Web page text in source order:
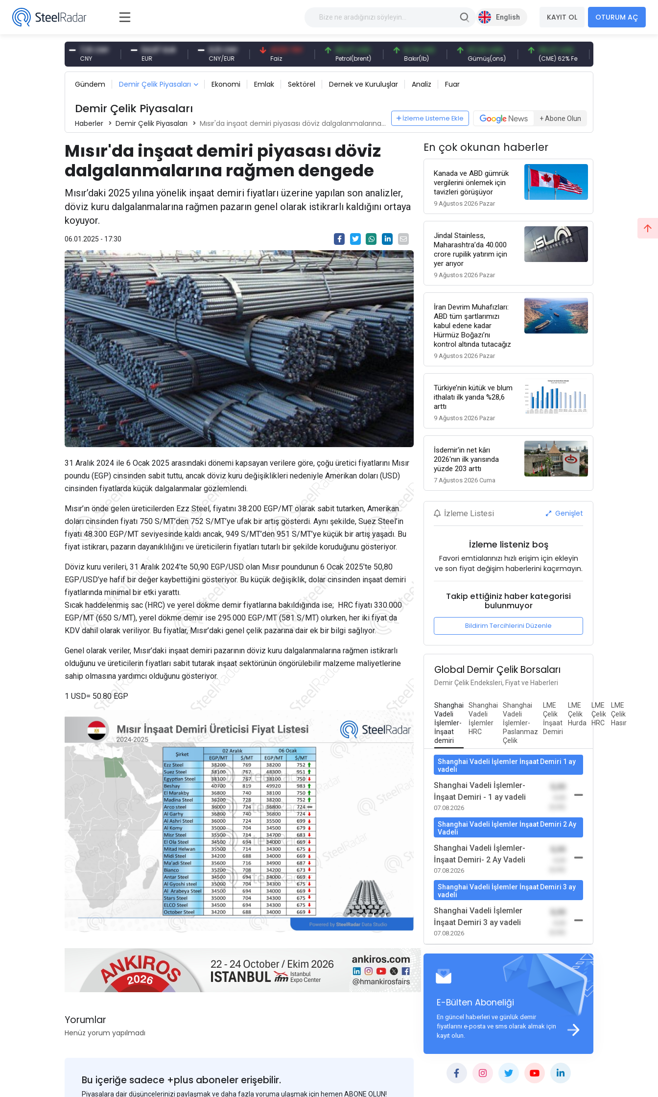
English KAYIT OL OTURUM AÇ
7,10 CNY 54,87 EUR
EUR
0,13 CNY
CNY/EUR
41,53 TRY
Faiz
83,27 USD
Petrol(brent)
6,74 USD
Bakır(lb)
97,32 USD
Gümüş(ons)
96,27 USD
(CME) 62% Fe
377,25 USD
Gemi Söküm
Gündem Demir Çelik Piyasaları Ekonomi Emlak Sektörel Dernek ve Kuruluşlar Analiz Fuar
Demir Çelik Piyasaları
Haberler Demir Çelik Piyasaları Mısır'da inşaat demiri piyasası döviz dalgalanmalarına rağmen dengede
İzleme Listeme Ekle + Abone Olun
Mısır'da inşaat demiri piyasası döviz
dalgalanmalarına rağmen dengede
Mısır’daki 2025 yılına yönelik inşaat demiri fiyatları üzerine yapılan son analizler,
döviz kuru dalgalanmalarına rağmen pazarın genel olarak istikrarlı kaldığını ortaya
koyuyor.
06.01.2025 - 17:30
31 Aralık 2024 ile 6 Ocak 2025 arasındaki dönemi kapsayan verilere göre, çoğu üretici fiyatlarını Mısır
poundu (EGP) cinsinden sabit tuttu, ancak döviz kuru değişiklikleri nedeniyle Amerikan doları (USD)
cinsinden fiyatlarda küçük dalgalanmalar gözlemlendi.
Mısır’ın önde gelen üreticilerden Ezz Steel, fiyatını 38.200 EGP/MT olarak sabit tutarken, Amerikan
doları cinsinden fiyatı 750 S/MT’den 752 S/MT’ye ufak bir artış gösterdi. Aynı şekilde, Suez Steel’in
fiyatı 48.300 EGP/MT seviyesinde kaldı ancak, 949 S/MT’den 951 S/MT’ye küçük bir artış yaşadı. Bu
fiyat istikrarı, pazarın dayanıklılığını ve üreticilerin fiyatları tutarlı bir şekilde koruduğunu gösteriyor.
Döviz kuru verileri, 31 Aralık 2024’te 50,90 EGP/USD olan Mısır poundunun 6 Ocak 2025’te 50,80
EGP/USD’ye hafif bir değer kaybettiğini gösteriyor. Bu küçük değişiklik, dolar cinsinden inşaat demiri
fiyatlarında minimal bir etki yarattı.
Sıcak haddelenmiş sac (HRC) ve yerel dökme demir fiyatlarına bakıldığında ise; HRC fiyatı 330.000
EGP/MT (650 S/MT), yerel dökme demir ise 295.000 EGP/MT (581 S/MT) olurken, her iki fiyat da
KDV dahil olarak veriliyor. Bu fiyatlar, Mısır’daki genel çelik pazarına dair ek bir bilgi sağlıyor.
Genel olarak veriler, Mısır’daki inşaat demiri pazarının döviz kuru dalgalanmalarına rağmen istikrarlı
olduğunu ve üreticilerin fiyatları sabit tutarak inşaat sektörünün öngörülebilir malzeme maliyetlerine
sahip olmasına yardımcı olduğunu gösteriyor.
1 USD= 50.80 EGP
Yorumlar
Henüz yorum yapılmadı
Bu içeriğe sadece +plus aboneler erişebilir.
Piyasalara dair düşüncelerinizi paylaşmak ve daha fazla yoruma ulaşmak için hemen ABONE OLUN!
En çok okunan haberler
Kanada ve ABD gümrük
vergilerini önlemek için
tavizleri görüşüyor
9 Ağustos 2026 Pazar
Jindal Stainless,
Maharashtra’da 40.000
crore rupilik yatırım için
yer arıyor
9 Ağustos 2026 Pazar
İran Devrim Muhafızları:
ABD tüm şartlarımızı
kabul edene kadar
Hürmüz Boğazı’nı
kontrol altında tutacağız
9 Ağustos 2026 Pazar
Türkiye’nin kütük ve blum
ithalatı ilk yarıda %28,6
arttı
9 Ağustos 2026 Pazar
İsdemir'in net kârı
2026'nın ilk yarısında
yüzde 203 arttı
7 Ağustos 2026 Cuma
İzleme Listesi Genişlet
İzleme listeniz boş
Favori emtialarınızı hızlı erişim için ekleyin
ve son fiyat değişim haberlerini kaçırmayın.
Takip ettiğiniz haber kategorisi
bulunmuyor
Bildirim Tercihlerini Düzenle
Global Demir Çelik Borsaları
Demir Çelik Endeksleri, Fiyat ve Haberleri
Shanghai
Vadeli
İşlemler-
İnşaat
demiri
Shanghai
Vadeli
İşlemler
HRC
Shanghai
Vadeli
İşlemler-
Paslanmaz
Çelik
LME
Çelik
İnşaat
Demiri
LME
Çelik
Hurda
LME
Çelik
HRC
LME
Çelik
Hasır
Shanghai Vadeli İşlemler İnşaat Demiri 1 ay
vadeli
Shanghai Vadeli İşlemler-
İnşaat Demiri - 1 ay vadeli
07.08.2026
0,00
Shanghai Vadeli İşlemler İnşaat Demiri 2 Ay
Vadeli
Shanghai Vadeli İşlemler-
İnşaat Demiri- 2 Ay Vadeli
07.08.2026
0,00
Shanghai Vadeli İşlemler İnşaat Demiri 3 ay
vadeli
Shanghai Vadeli İşlemler
İnşaat Demiri 3 ay vadeli
07.08.2026
0,00
E-Bülten Aboneliği
En güncel haberleri ve günlük demir
fiyatlarını e-posta ve sms olarak almak için
kayıt olun.